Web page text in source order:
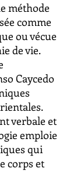
méthode
comme
ou vécue
de vie.
Caycedo
verbale et
emploie
qui
corps et